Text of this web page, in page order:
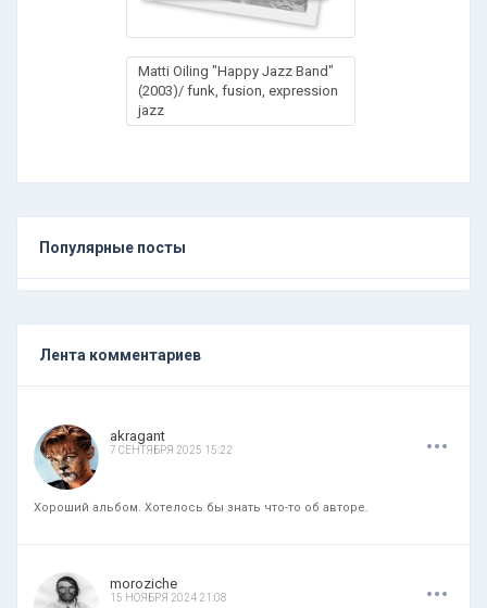
Matti Oiling "Happy Jazz Band"
(2003)/ funk, fusion, expression
jazz
Популярные посты
Лента комментариев
akragant
7 СЕНТЯБРЯ 2025 15:22 ...
Хороший альбом. Хотелось бы знать что-то об авторе.
moroziche
15 НОЯБРЯ 2024 21:08 ...